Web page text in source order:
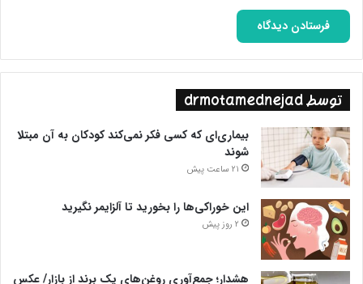
توسط drmotamednejad
بیماری‌ای که کسی فکر نمی‌کند کودکان به آن مبتلا
شوند
21 ساعت پیش
این خوراکی‌ها را بخورید تا آلزایمر نگیرید
2 روز پیش
هشدار؛ جمع‌آوری روغن‌های یک برند از بازار/ عکس